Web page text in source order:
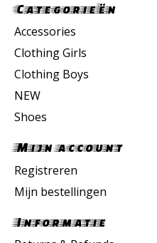
Categorieën
Accessories
Clothing Girls
Clothing Boys
NEW
Shoes
Mijn account
Registreren
Mijn bestellingen
Informatie